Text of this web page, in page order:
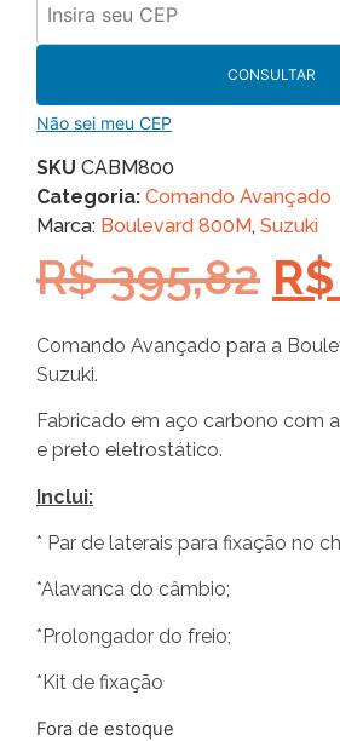
CONSULTAR
Não sei meu CEP
SKU CABM800
Categoria: Comando Avançado
Marca: Boulevard 800M, Suzuki
R$395,82 R$
Comando Avançado para a
Suzuki.
Fabricado em aço carbono com
e preto eletrostático.
Inclui:
* Par de laterais para fixação no
*Alavanca do câmbio;
*Prolongador do freio;
*Kit de fixação
Fora de estoque